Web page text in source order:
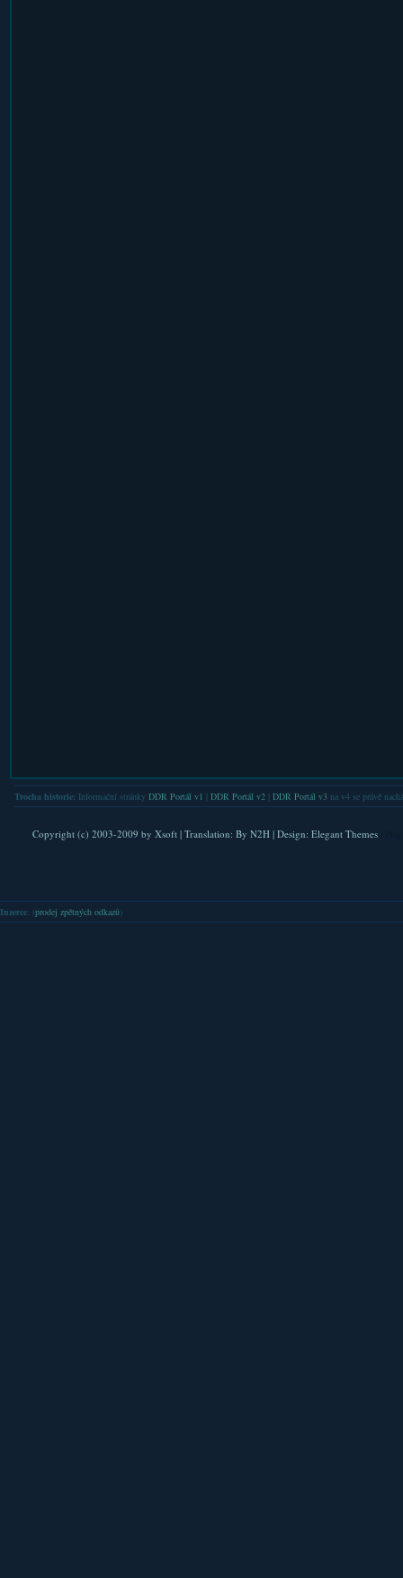
Trocha historie: Informační stránky DDR Portál v1 DDR Portál v2| DDR Portál v3na v4 se právě
Copyright (c) 2003-2009 by Xsoft| Translation: By N2H| Design: Elegant Themes
Inzerce: (prodej zpětných odkazů )